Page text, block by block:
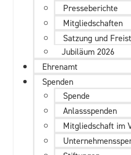
Presseberichte
Mitgliedschaften
Satzung und
Jubiläum 2026
Ehrenamt
Spenden
Spende
Anlassspenden
Mitgliedschaft im